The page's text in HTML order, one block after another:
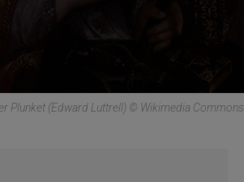
Plunket (Edward Luttrell) © Wikimedia Commons